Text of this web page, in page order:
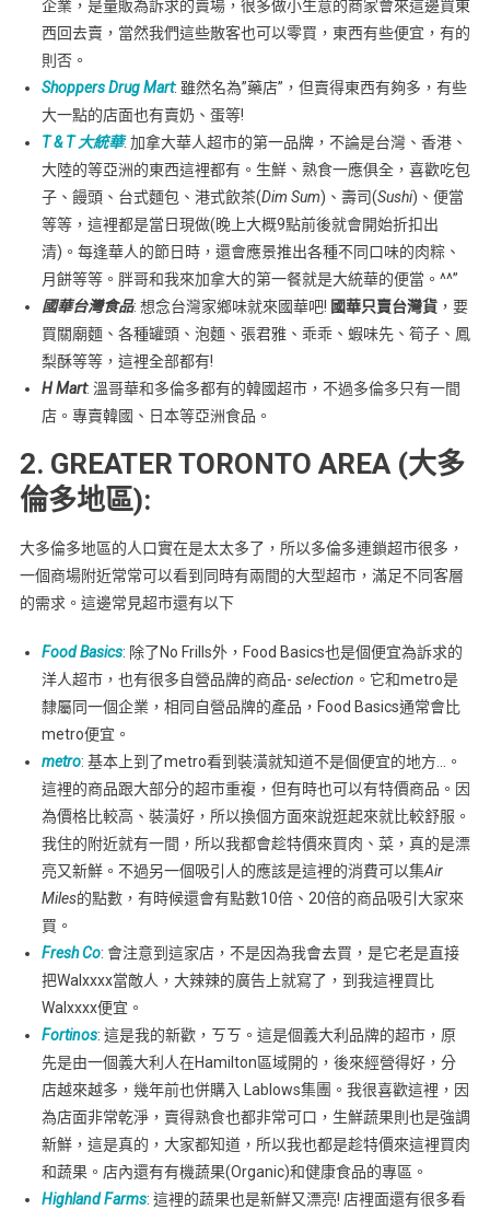
企業，是量販為訴求的賣場，很多做小生意的商家會來這邊買東
西回去賣，當然我們這些散客也可以零買，東西有些便宜，有的
則否。
Shoppers Drug Mart: 雖然名為”藥店”，但賣得東西有夠多，有些
大一點的店面也有賣奶、蛋等!
T & T 大統華: 加拿大華人超市的第一品牌，不論是台灣、香港、
大陸的等亞洲的東西這裡都有。生鮮、熟食一應俱全，喜歡吃包
子、饅頭、台式麵包、港式飲茶(Dim Sum)、壽司(Sushi)、便當
等等，這裡都是當日現做(晚上大概9點前後就會開始折扣出
清)。每逢華人的節日時，還會應景推出各種不同口味的肉粽、
月餅等等。胖哥和我來加拿大的第一餐就是大統華的便當。^^”
國華台灣食品: 想念台灣家鄉味就來國華吧! 國華只賣台灣貨，要
買關廟麵、各種罐頭、泡麵、張君雅、乖乖、蝦味先、筍子、鳳
梨酥等等，這裡全部都有!
H Mart: 溫哥華和多倫多都有的韓國超市，不過多倫多只有一間
店。專賣韓國、日本等亞洲食品。
2. GREATER TORONTO AREA (大多
倫多地區):
大多倫多地區的人口實在是太太多了，所以多倫多連鎖超市很多，
一個商場附近常常可以看到同時有兩間的大型超市，滿足不同客層
的需求。這邊常見超市還有以下
Food Basics: 除了No Frills外，Food Basics也是個便宜為訴求的
洋人超市，也有很多自營品牌的商品- selection 。它和metro是
隸屬同一個企業，相同自營品牌的產品，Food Basics通常會比
metro便宜。
metro: 基本上到了metro看到裝潢就知道不是個便宜的地方…。
這裡的商品跟大部分的超市重複，但有時也可以有特價商品。因
為價格比較高、裝潢好，所以換個方面來說逛起來就比較舒服。
我住的附近就有一間，所以我都會趁特價來買肉、菜，真的是漂
亮又新鮮。不過另一個吸引人的應該是這裡的消費可以集Air
Miles的點數，有時候還會有點數10倍、20倍的商品吸引大家來
買。
Fresh Co: 會注意到這家店，不是因為我會去買，是它老是直接
把Walxxxx當敵人，大辣辣的廣告上就寫了，到我這裡買比
Walxxxx便宜。
Fortinos: 這是我的新歡，ㄎㄎ。這是個義大利品牌的超市，原
先是由一個義大利人在Hamilton區域開的，後來經營得好，分
店越來越多，幾年前也併購入 Lablows集團。我很喜歡這裡，因
為店面非常乾淨，賣得熟食也都非常可口，生鮮蔬果則也是強調
新鮮，這是真的，大家都知道，所以我也都是趁特價來這裡買肉
和蔬果。店內還有有機蔬果(Organic)和健康食品的專區。
Highland Farms: 這裡的蔬果也是新鮮又漂亮! 店裡面還有很多看